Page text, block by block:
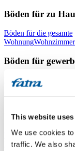
This website
We use cookies
traffic. We also
Böden für zu
Böden für die gesamte
Wohnung
Böden für
BürobödenBöden für
Krankenhäuser und
Produktreihen
Thermofix PROMarilo
HSDElektrostatik